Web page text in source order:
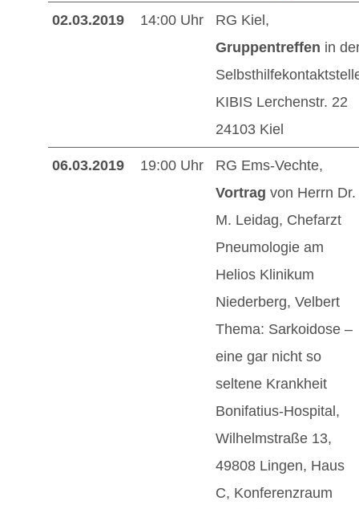
02.03.2019 14:00 Uhr
RG Kiel,
Gruppentreffen in
KIBIS Lerchenstr. 22
24103 Kiel
06.03.2019 19:00 Uhr
RG Ems-Vechte,
Vortrag von Herrn Dr.
M. Leidag, Chefarzt
Pneumologie am
Helios Klinikum
Niederberg, Velbert
Thema: Sarkoidose –
eine gar nicht so
seltene Krankheit
Bonifatius-Hospital,
Wilhelmstraße 13,
49808 Lingen, Haus
C, Konferenzraum